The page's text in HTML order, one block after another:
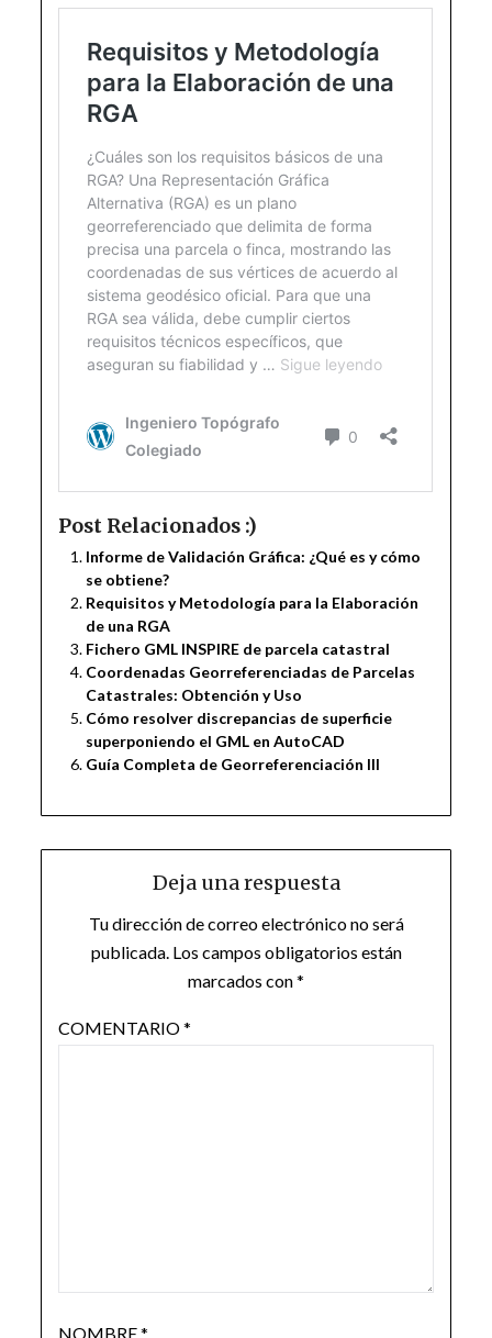
Post Relacionados :)
Informe de Validación Gráfica: ¿Qué es y cómo
se obtiene?
Requisitos y Metodología para la Elaboración
de una RGA
Fichero GML INSPIRE de parcela catastral
Coordenadas Georreferenciadas de Parcelas
Catastrales: Obtención y Uso
Cómo resolver discrepancias de superficie
superponiendo el GML en AutoCAD
Guía Completa de Georreferenciación III
Deja una respuesta
Tu dirección de correo electrónico no será
publicada. Los campos obligatorios están
marcados con*
COMENTARIO*
NOMBRE*